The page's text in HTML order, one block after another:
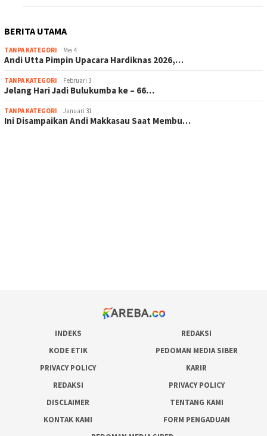
BERITA UTAMA
TANPA KATEGORI Mei 4
Andi Utta Pimpin Upacara Hardiknas 2026,…
TANPA KATEGORI Februari 3
Jelang Hari Jadi Bulukumba ke – 66…
TANPA KATEGORI Januari 31
Ini Disampaikan Andi Makkasau Saat Membu…
INDEKS
REDAKSI
KODE ETIK
PEDOMAN MEDIA SIBER
PRIVACY POLICY
KARIR
REDAKSI
PRIVACY POLICY
DISCLAIMER
TENTANG KAMI
KONTAK KAMI
FORM PENGADUAN